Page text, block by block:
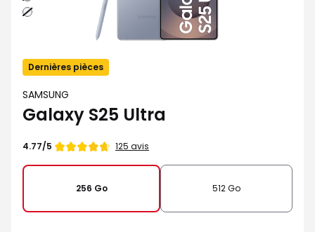
Argent
Dernières pièces
SAMSUNG
Galaxy S25 Ultra
Note
4.77/5 125 avis
256 Go 512 Go